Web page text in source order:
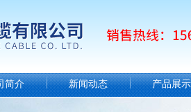
简介 新闻动态 产品展示